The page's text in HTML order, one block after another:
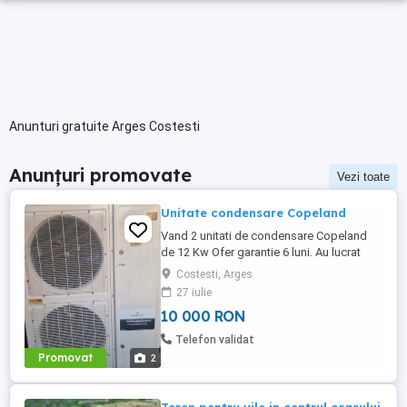
Anunturi gratuite Arges Costesti
Anunțuri promovate Vezi toate
Promovat 2
Unitate condensare Copeland
Vand 2 unitati de condensare Copeland
de 12 Kw Ofer garantie 6 luni. Au lucrat
decat 2 luni
Costesti, Arges
27 iulie
10 000 RON
Telefon validat